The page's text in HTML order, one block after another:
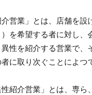
営業」とは、店舗を
を希望する者に対し
性を紹介する営業で
に取り次ぐことによ
紹介営業」とは、専